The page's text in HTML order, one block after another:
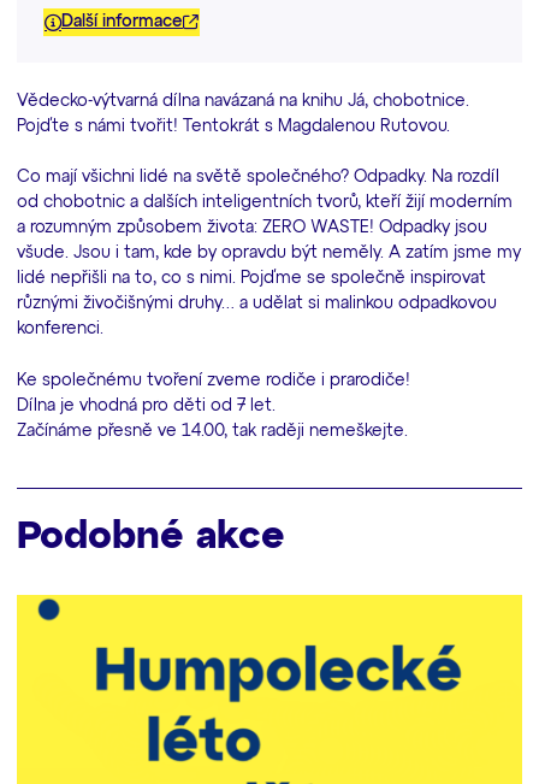
Další informace
Vědecko-výtvarná dílna navázaná na knihu Já, chobotnice.
Pojďte s námi tvořit! Tentokrát s Magdalenou Rutovou.
Co mají všichni lidé na světě společného? Odpadky. Na rozdíl
od chobotnic a dalších inteligentních tvorů, kteří žijí moderním
a rozumným způsobem života: ZERO WASTE! Odpadky jsou
všude. Jsou i tam, kde by opravdu být neměly. A zatím jsme my
lidé nepřišli na to, co s nimi. Pojďme se společně inspirovat
různými živočišnými druhy… a udělat si malinkou odpadkovou
konferenci.
Ke společnému tvoření zveme rodiče i prarodiče!
Dílna je vhodná pro děti od 7 let.
Začínáme přesně ve 14.00, tak raději nemeškejte.
Podobné akce